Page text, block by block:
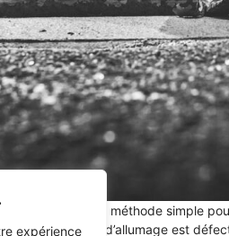
expérience
est une méthode simple
si une bobine d’allumage est